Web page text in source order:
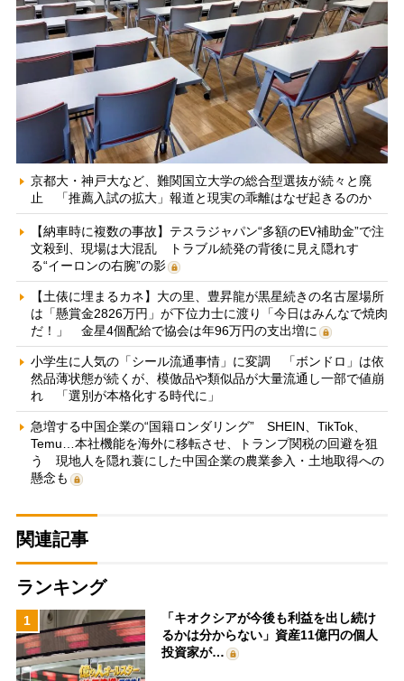
京都大・神戸大など、難関国立大学の総合型選抜が続々と廃
止 「推薦入試の拡大」報道と現実の乖離はなぜ起きるのか
【納車時に複数の事故】テスラジャパン“多額のEV補助金”で注
文殺到、現場は大混乱 トラブル続発の背後に見え隠れす
る“イーロンの右腕”の影
【土俵に埋まるカネ】大の里、豊昇龍が黒星続きの名古屋場所
は「懸賞金2826万円」が下位力士に渡り「今日はみんなで焼肉
だ！」 金星4個配給で協会は年96万円の支出増に
小学生に人気の「シール流通事情」に変調 「ボンドロ」は依
然品薄状態が続くが、模倣品や類似品が大量流通し一部で値崩
れ 「選別が本格化する時代に」
急増する中国企業の“国籍ロンダリング” SHEIN、TikTok、
Temu…本社機能を海外に移転させ、トランプ関税の回避を狙
う 現地人を隠れ蓑にした中国企業の農業参入・土地取得への
懸念も
関連記事
ランキング
1
「キオクシアが今後も利益を出し続け
るかは分からない」資産11億円の個人
投資家が…